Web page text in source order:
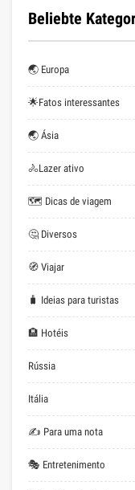
Beliebte
🌏 Europa
🌟Fatos interessantes
🌏 Ásia
🚴Lazer ativo
🗺 Dicas de viagem
🤔 Diversos
🧭 Viajar
🧳 Ideias para turistas
🏨 Hotéis
Rússia
Itália
✍ Para uma nota
🎭 Entretenimento